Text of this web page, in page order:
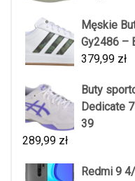
Męskie
Gy2486 –
379,99 zł
Buty
Dedicate
39
289,99 zł
Redmi 9